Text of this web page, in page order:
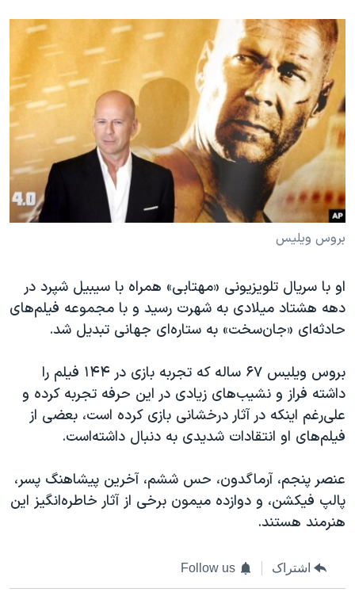
بروس ویلیس
او با سریال تلویزیونی «مهتابی» همراه با سیبیل شپرد در
دهه هشتاد میلادی به شهرت رسید و با مجموعه فیلم‌های
حادثه‌ای «جان‌سخت» به ستاره‌ای جهانی تبدیل شد.
بروس ویلیس ۶۷ ساله که تجربه بازی در ۱۴۴ فیلم را
داشته فراز و نشیب‌های زیادی در این حرفه تجربه کرده و
علی‌رغم اینکه در آثار درخشانی بازی کرده است، بعضی از
فیلم‌های او انتقادات شدیدی به دنبال داشته‌است.
عنصر پنجم، آرماگدون، حس ششم، آخرین پیشاهنگ پسر،
پالپ فیکشن، و دوازده میمون برخی از آثار خاطره‌انگیز این
هنرمند هستند.
اشتراک Follow us